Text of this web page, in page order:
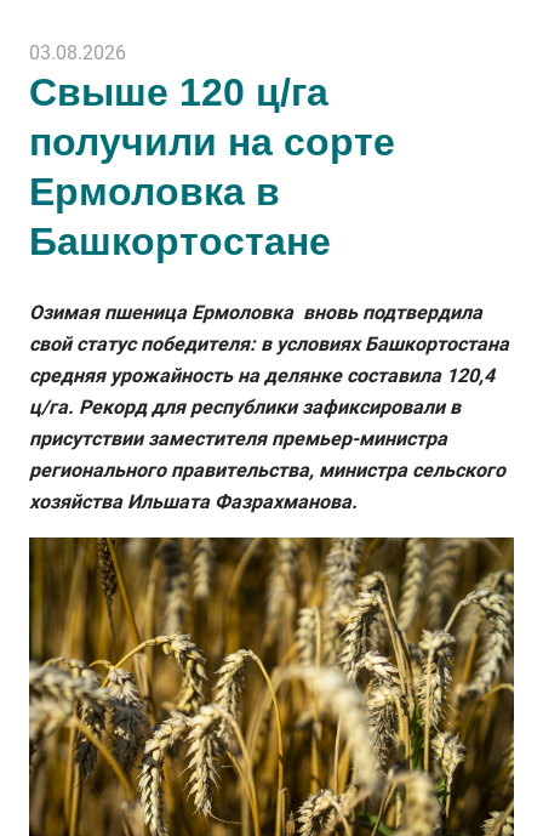
03.08.2026
Свыше 120 ц/га
получили на сорте
Ермоловка в
Башкортостане
Озимая пшеница Ермоловка вновь подтвердила
свой статус победителя: в условиях Башкортостана
средняя урожайность на делянке составила 120,4
ц/га. Рекорд для республики зафиксировали в
присутствии заместителя премьер-министра
регионального правительства, министра сельского
хозяйства Ильшата Фазрахманова.